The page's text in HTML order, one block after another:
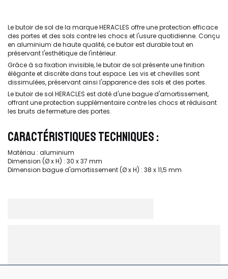
Le butoir de sol de la marque HERACLES offre une protection efficace
des portes et des sols contre les chocs et l'usure quotidienne. Conçu
en aluminium de haute qualité, ce butoir est durable tout en
préservant l'esthétique de l'intérieur.
Grâce à sa fixation invisible, le butoir de sol présente une finition
élégante et discrète dans tout espace. Les vis et chevilles sont
dissimulées, préservant ainsi l'apparence des sols et des portes.
Le butoir de sol HERACLES est doté d'une bague d'amortissement,
offrant une protection supplémentaire contre les chocs et réduisant
les bruits de fermeture des portes.
CARACTÉRISTIQUES TECHNIQUES :
Matériau : aluminium
Dimension (Ø x H) : 30 x 37 mm
Dimension bague d'amortissement (Ø x H) : 38 x 11,5 mm